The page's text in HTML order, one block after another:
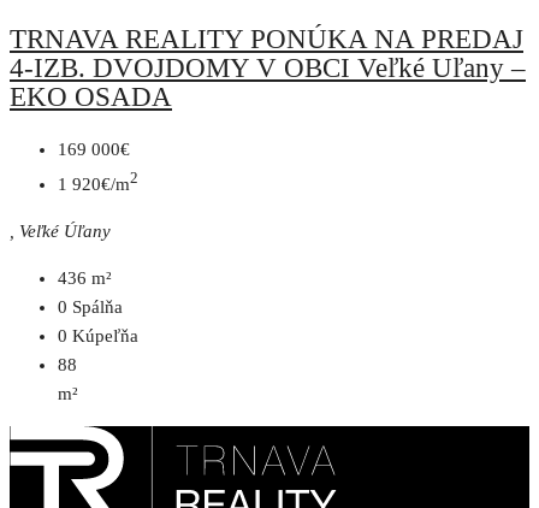
TRNAVA REALITY PONÚKA NA PREDAJ
4-IZB. DVOJDOMY V OBCI Veľké Uľany –
EKO OSADA
169 000€
1 920€/m2
, Veľké Úľany
436 m²
0 Spálňa
0 Kúpeľňa
88
m²